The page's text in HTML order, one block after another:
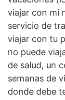
viajar con mi
servicio de
viajar con tu
no puede
de salud, un
semanas de
donde debe